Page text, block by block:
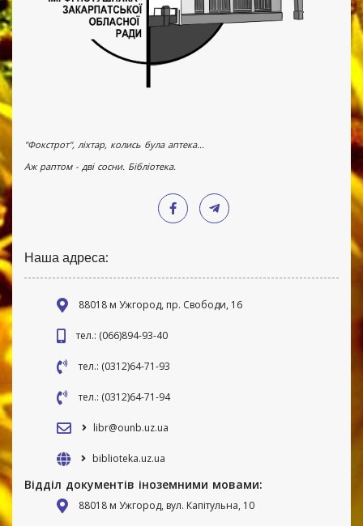
"Фокстрот", ліхтар, колись була аптека...
Аж раптом - дві сосни. Бібліотека.
Наша адреса:
88018 м Ужгород, пр. Свободи, 16
тел.: (066)894-93-40
тел.: (0312)64-71-93
тел.: (0312)64-71-94
libr@ounb.uz.ua
biblioteka.uz.ua
Відділ документів іноземними мовами:
88018 м Ужгород, вул. Капітульна, 10